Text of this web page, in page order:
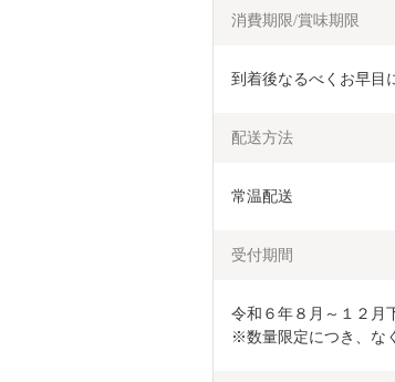
消費期限/賞味期限
到着後なるべくお早目
配送方法
常温配送
受付期間
令和６年８月～１２月
※数量限定につき、な